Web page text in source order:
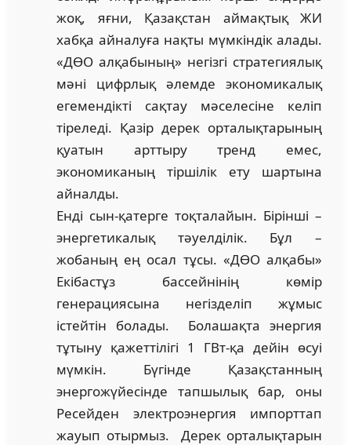
жоқ, яғни, Қазақстан аймақтық ЖИ
хабқа айналуға нақты мүмкіндік алады.
«ДӨО алқабының» негізгі стратегиялық
мәні цифрлық әлемде экономикалық
егемендікті сақтау мәселесіне келіп
тіреледі. Қазір дерек орталықтарының
қуатын арттыру тренд емес,
экономиканың тіршілік ету шартына
айналды.
Енді сын-қатерге тоқталайын. Бірінші –
энергетикалық тәуелділік. Бұл –
жобаның ең осал тұсы. «ДӨО алқабы»
Екібастұз бассейнінің көмір
генерациясына негізделіп жұмыс
істейтін болады. Болашақта энергия
тұтыну қажеттілігі 1 ГВт-қа дейін өсуі
мүмкін. Бүгінде Қазақстанның
энергожүйесінде тапшылық бар, оны
Ресейден электроэнергия импорттап
жауып отырмыз. Дерек орталықтарын